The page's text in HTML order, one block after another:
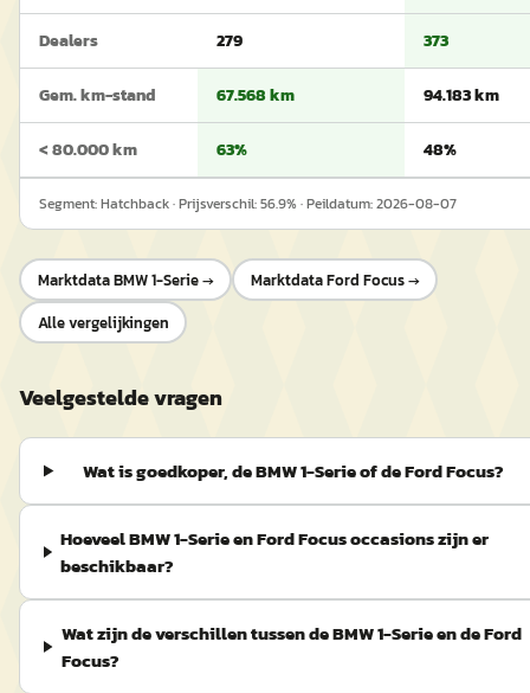
Dealers 279 373
Gem. km-stand 67.568 km 94.183 km
< 80.000 km 63% 48%
Segment:Hatchback· Prijsverschil:56.9% · Peildatum:2026-08-07
MarktdataBMW 1-Serie→ MarktdataFord Focus→
Alle vergelijkingen
Veelgestelde vragen
Wat is goedkoper, de BMW 1-Serie of de Ford Focus?
Hoeveel BMW 1-Serie en Ford Focus occasions zijn er
beschikbaar?
Wat zijn de verschillen tussen de BMW 1-Serie en de Ford
Focus?